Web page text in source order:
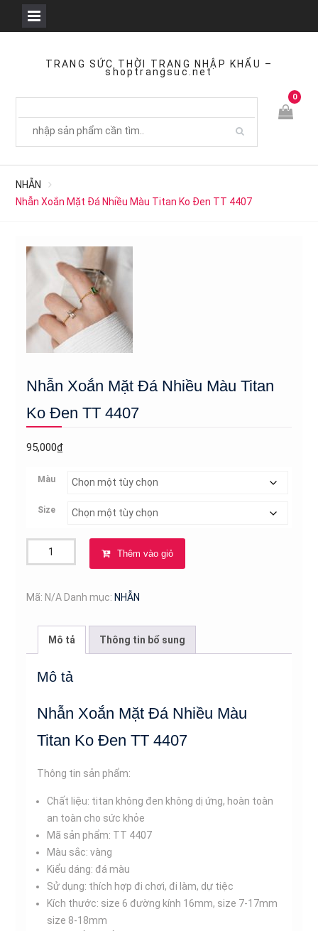
TRANG SỨC THỜI TRANG NHẬP KHẨU –
shoptrangsuc.net
0
NHẪN
Nhẫn Xoắn Mặt Đá Nhiều Màu Titan Ko Đen TT 4407
Nhẫn Xoắn Mặt Đá Nhiều Màu Titan
Ko Đen TT 4407
95,000₫
Màu
Size
Xoắn
Đá
Đen
4407
Thêm vào giỏ
Mã: N/A Danh mục: NHẪN
Mô tả Thông tin bổ sung
Mô tả
Nhẫn Xoắn Mặt Đá Nhiều Màu
Titan Ko Đen TT 4407
Thông tin sản phẩm:
Chất liệu: titan không đen không dị ứng, hoàn toàn
an toàn cho sức khỏe
Mã sản phẩm: TT 4407
Màu sắc: vàng
Kiểu dáng: đá màu
Sử dụng: thích hợp đi chơi, đi làm, dự tiệc
Kích thước: size 6 đường kính 16mm, size 7-17mm
size 8-18mm